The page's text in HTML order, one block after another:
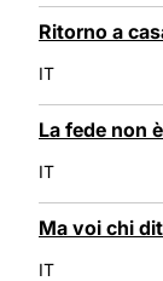
Ritorno a
IT
La fede non
IT
Ma voi chi
IT